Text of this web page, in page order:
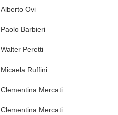
Alberto Ovi
Paolo Barbieri
Walter Peretti
Micaela Ruffini
Clementina Mercati
Clementina Mercati